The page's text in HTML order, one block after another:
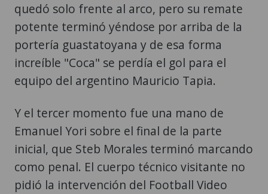
quedó solo frente al arco, pero su remate
potente terminó yéndose por arriba de la
portería guastatoyana y de esa forma
increíble "Coca" se perdía el gol para el
equipo del argentino Mauricio Tapia.
Y el tercer momento fue una mano de
Emanuel Yori sobre el final de la parte
inicial, que Steb Morales terminó marcando
como penal. El cuerpo técnico visitante no
pidió la intervención del Football Video